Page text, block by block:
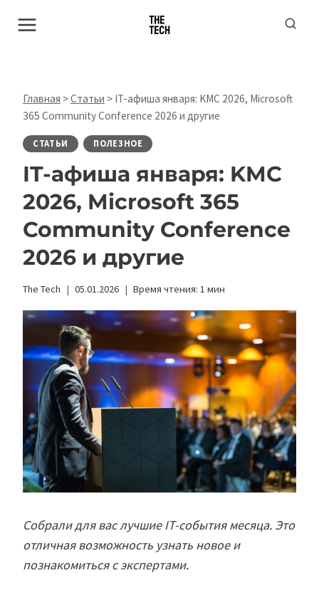
Главная >Статьи > IT-афиша января: KMC 2026, Microsoft
365 Community Conference 2026 и другие
СТАТЬИ ПОЛЕЗНОЕ
IT-афиша января: KMC
2026, Microsoft 365
Community Conference
2026 и другие
The Tech 05.01.2026 Время чтения: 1 мин
Собрали для вас лучшие IT-события месяца. Это
отличная возможность узнать новое и
познакомиться с экспертами.